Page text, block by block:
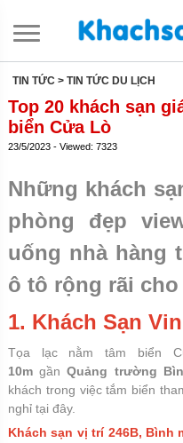
TIN TỨC > TIN TỨC DU LỊCH
Top 20 khách sạn
biển Cửa Lò
23/5/2023 - Viewed: 7323
Những khách
phòng đẹp
uống nhà hàng
ô tô rộng rãi cho
1. Khách Sạn
Tọa lạc nằm tâm biển
10m gầnQuảng trường
khách trong việc tắm biển
nghỉ tại đây.
Khách sạn vị trí 246B, Bình